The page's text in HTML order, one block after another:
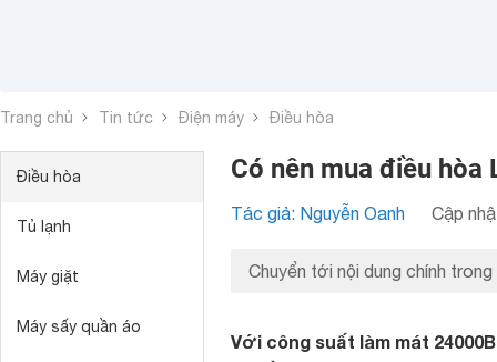
Trang chủ Tin tức Điện máy Điều hòa
Điều hòa
Tủ lạnh
Máy giặt
Máy sấy quần áo
Có nên mua điều hòa
Tác giả: Nguyễn Oanh Cập
Chuyển tới nội dung chính trong
Với công suất làm mát